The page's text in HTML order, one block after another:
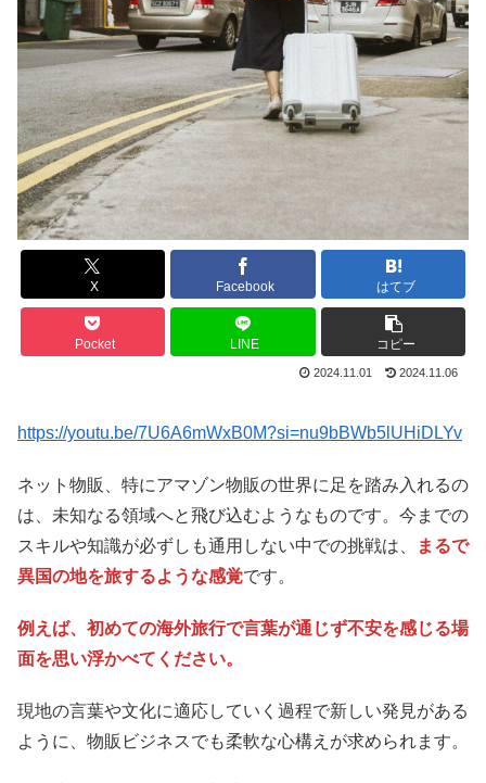
X Facebook はてブ
Pocket LINE コピー
2024.11.01 2024.11.06
https://youtu.be/7U6A6mWxB0M?si=nu9bBWb5lUHiDLYv
ネット物販、特にアマゾン物販の世界に足を踏み入れるの
は、未知なる領域へと飛び込むようなものです。今までの
スキルや知識が必ずしも通用しない中での挑戦は、
まるで
異国の地を旅するような感覚です。
例えば、初めての海外旅行で言葉が通じず不安を感じる場
面を思い浮かべてください。
現地の言葉や文化に適応していく過程で新しい発見がある
ように、物販ビジネスでも柔軟な心構えが求められます。